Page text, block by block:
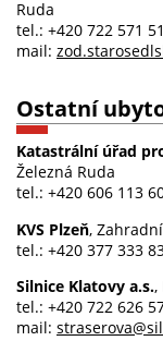
Ruda
tel.: +420 722 571
mail:
Ostatní
Katastrální úřad
Železná Ruda
tel.: +420 606 113
KVS Plzeň,
tel.: +420 377 333
Silnice Klatovy a.s.,
tel.: +420 722 626
mail: